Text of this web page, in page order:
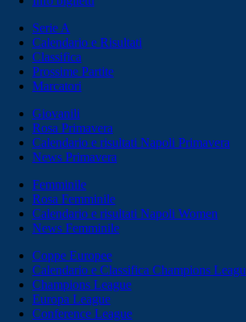
Serie A
Calendario e Risultati
Classifica
Prossime Partite
Marcatori
Giovanili
Rosa Primavera
Calendario e risultati Napoli Primavera
News Primavera
Femminile
Rosa Femminile
Calendario e risultati Napoli Women
News Femminile
Coppe Europee
Calendario e Classifica Champions
Champions League
Europa League
Conference League